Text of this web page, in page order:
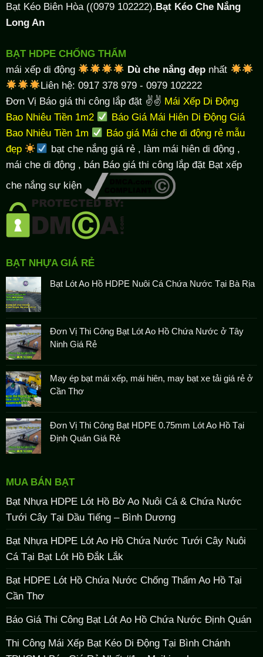
Bạt Kéo Biên Hòa ((0979 102222).Bạt Kéo Che Nắng
Long An
BẠT HDPE CHỐNG THẤM
mái xếp di động Dù che nắng đẹp nhất
Liên hệ: 0917 378 979 - 0979 102222
Đơn Vị Báo giá thi công lắp đặt ✌✌ Mái Xếp Di Động
Bao Nhiêu Tiền 1m2
Báo Giá Mái Hiên Di Động Giá
Bao Nhiêu Tiền 1m
Báo giá Mái che di động rẻ mẫu
đẹp
bạt che nắng giá rẻ, làm mái hiên di động,
mái che di động , bán Báo giá thi công lắp đặt Bạt xếp
che nắng sự kiện
BẠT NHỰA GIÁ RẺ
Bạt Lót Ao Hồ HDPE Nuôi Cá Chứa Nước Tại Bà Rịa
Đơn Vị Thi Công Bạt Lót Ao Hồ Chứa Nước ở Tây
Ninh Giá Rẻ
May ép bạt mái xếp, mái hiên, may bạt xe tải giá rẻ ở
Cần Thơ
Đơn Vị Thi Công Bạt HDPE 0.75mm Lót Ao Hồ Tại
Định Quán Giá Rẻ
MUA BÁN BẠT
Bạt Nhựa HDPE Lót Hồ Bờ Ao Nuôi Cá & Chứa Nước
Tưới Cây Tại Dầu Tiếng – Bình Dương
Bạt Nhựa HDPE Lót Ao Hồ Chứa Nước Tưới Cây Nuôi
Cá Tại Bạt Lót Hồ Đắk Lắk
Bạt HDPE Lót Hồ Chứa Nước Chống Thấm Ao Hồ Tại
Cần Thơ
Báo Giá Thi Công Bạt Lót Ao Hồ Chứa Nước Định Quán
Thi Công Mái Xếp Bạt Kéo Di Động Tại Bình Chánh